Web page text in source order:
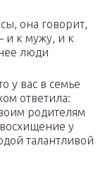
она говорит,
и к мужу, и к
люди
у вас в семье
ответила:
родителям
у
талантливой